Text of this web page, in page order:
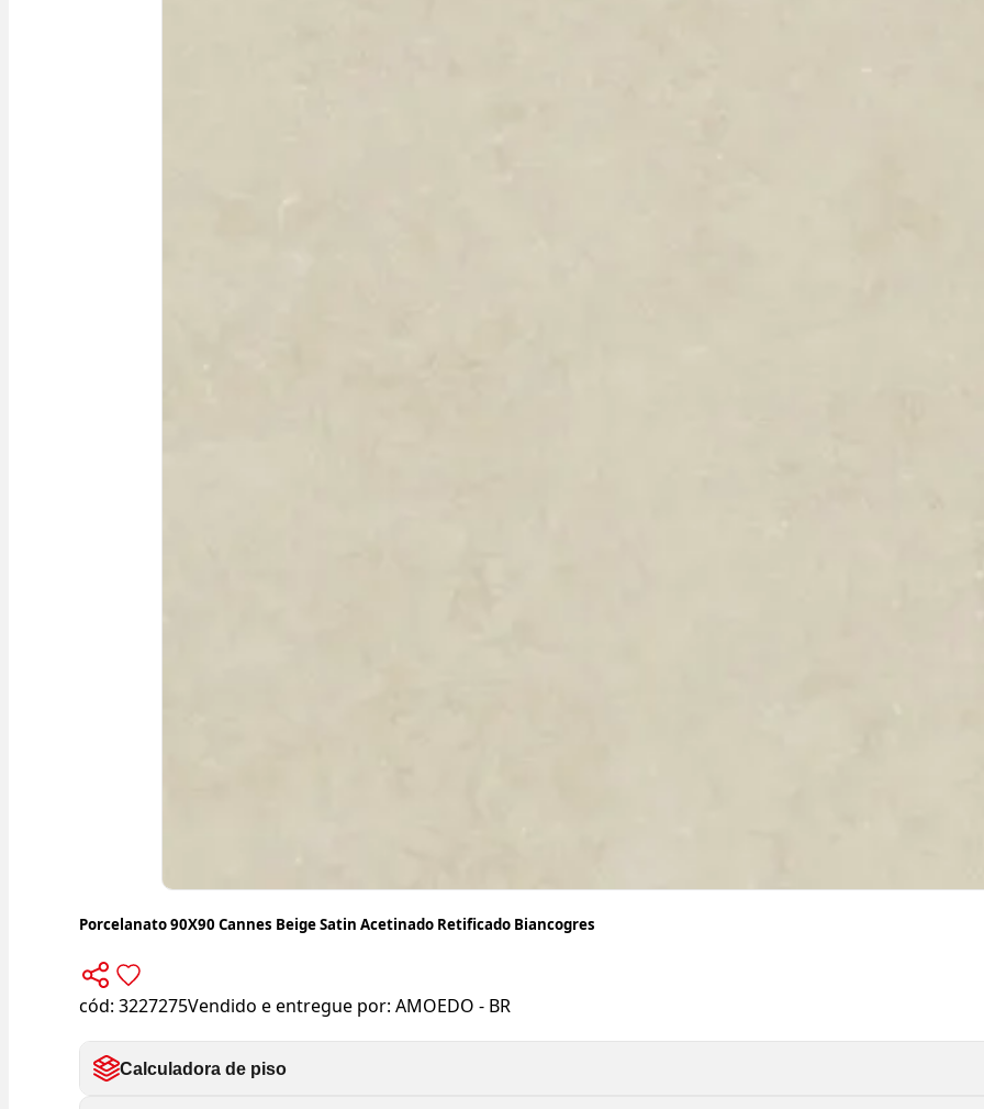
Porcelanato 90X90 Cannes Beige Satin Acetinado Retificado Biancogres
cód: 3227275Vendido e entregue por: AMOEDO - BR
Calculadora de piso